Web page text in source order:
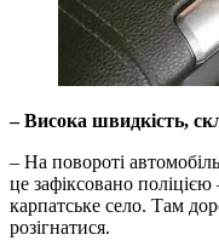
– Висока швидкість,
– На повороті
це зафіксовано
карпатське село. Там
розігнатися.